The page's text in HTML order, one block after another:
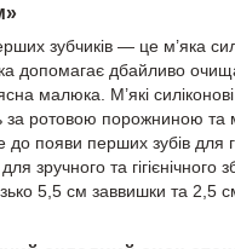
зубчиків — це м’яка
допомагає дбайливо
малюка. М’які
за ротовою порожниною та
появи перших зубів для
зручного та гігієнічного
5,5 см заввишки та 2,5